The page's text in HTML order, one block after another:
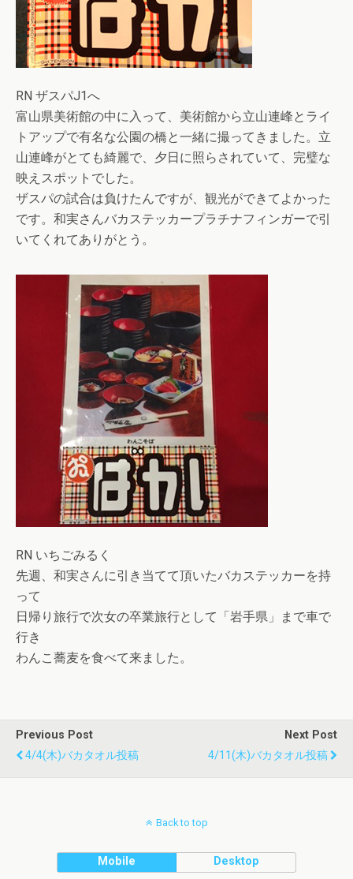
RN ザスパJ1へ
富山県美術館の中に入って、美術館から立山連峰とライ
トアップで有名な公園の橋と一緒に撮ってきました。立
山連峰がとても綺麗で、夕日に照らされていて、完璧な
映えスポットでした。
ザスパの試合は負けたんですが、観光ができてよかった
です。和実さんバカステッカープラチナフィンガーで引
いてくれてありがとう。
RN いちごみるく
先週、和実さんに引き当てて頂いたバカステッカーを持
って
日帰り旅行で次女の卒業旅行として「岩手県」まで車で
行き
わんこ蕎麦を食べて来ました。
Previous Post
4/4(木)バカタオル投稿
Next Post
4/11(木)バカタオル投稿
Back to top
Mobile Desktop